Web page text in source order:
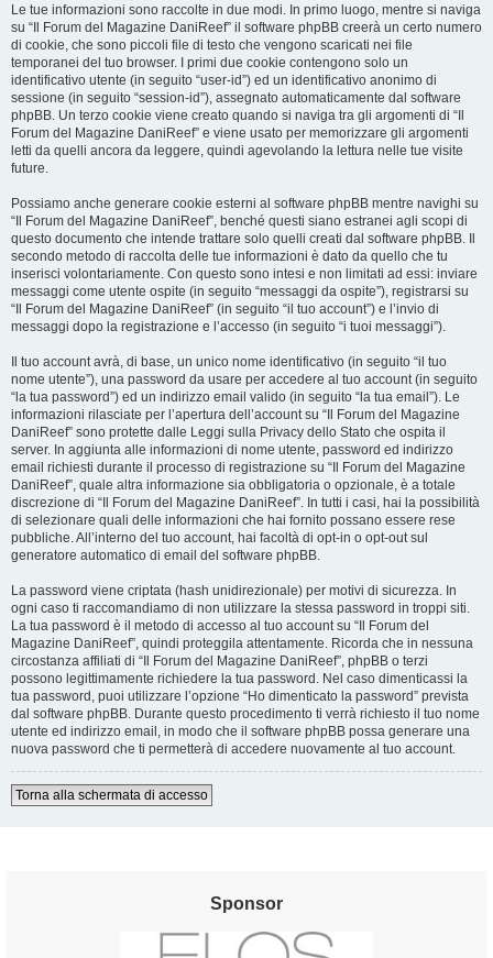
Le tue informazioni sono raccolte in due modi. In primo luogo, mentre si naviga
su “Il Forum del Magazine DaniReef” il software phpBB creerà un certo numero
di cookie, che sono piccoli file di testo che vengono scaricati nei file
temporanei del tuo browser. I primi due cookie contengono solo un
identificativo utente (in seguito “user-id”) ed un identificativo anonimo di
sessione (in seguito “session-id”), assegnato automaticamente dal software
phpBB. Un terzo cookie viene creato quando si naviga tra gli argomenti di “Il
Forum del Magazine DaniReef” e viene usato per memorizzare gli argomenti
letti da quelli ancora da leggere, quindi agevolando la lettura nelle tue visite
future.
Possiamo anche generare cookie esterni al software phpBB mentre navighi su
“Il Forum del Magazine DaniReef”, benché questi siano estranei agli scopi di
questo documento che intende trattare solo quelli creati dal software phpBB. Il
secondo metodo di raccolta delle tue informazioni è dato da quello che tu
inserisci volontariamente. Con questo sono intesi e non limitati ad essi: inviare
messaggi come utente ospite (in seguito “messaggi da ospite”), registrarsi su
“Il Forum del Magazine DaniReef” (in seguito “il tuo account”) e l’invio di
messaggi dopo la registrazione e l’accesso (in seguito “i tuoi messaggi”).
Il tuo account avrà, di base, un unico nome identificativo (in seguito “il tuo
nome utente”), una password da usare per accedere al tuo account (in seguito
“la tua password”) ed un indirizzo email valido (in seguito “la tua email”). Le
informazioni rilasciate per l’apertura dell’account su “Il Forum del Magazine
DaniReef” sono protette dalle Leggi sulla Privacy dello Stato che ospita il
server. In aggiunta alle informazioni di nome utente, password ed indirizzo
email richiesti durante il processo di registrazione su “Il Forum del Magazine
DaniReef”, quale altra informazione sia obbligatoria o opzionale, è a totale
discrezione di “Il Forum del Magazine DaniReef”. In tutti i casi, hai la possibilità
di selezionare quali delle informazioni che hai fornito possano essere rese
pubbliche. All’interno del tuo account, hai facoltà di opt-in o opt-out sul
generatore automatico di email del software phpBB.
La password viene criptata (hash unidirezionale) per motivi di sicurezza. In
ogni caso ti raccomandiamo di non utilizzare la stessa password in troppi siti.
La tua password è il metodo di accesso al tuo account su “Il Forum del
Magazine DaniReef”, quindi proteggila attentamente. Ricorda che in nessuna
circostanza affiliati di “Il Forum del Magazine DaniReef”, phpBB o terzi
possono legittimamente richiedere la tua password. Nel caso dimenticassi la
tua password, puoi utilizzare l’opzione “Ho dimenticato la password” prevista
dal software phpBB. Durante questo procedimento ti verrà richiesto il tuo nome
utente ed indirizzo email, in modo che il software phpBB possa generare una
nuova password che ti permetterà di accedere nuovamente al tuo account.
Torna alla schermata di accesso
Sponsor